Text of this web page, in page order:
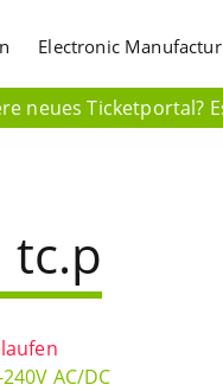
neues Ticketportal?
Electronic
tc.p
AC/DC